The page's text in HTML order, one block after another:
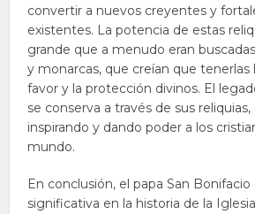
convertir a nuevos creyentes y
existentes. La potencia de estas
grande que a menudo eran
y monarcas, que creían que tenerlas
favor y la protección divinos. El
se conserva a través de sus
inspirando y dando poder a los
mundo.
En conclusión, el papa San
significativa en la historia de la